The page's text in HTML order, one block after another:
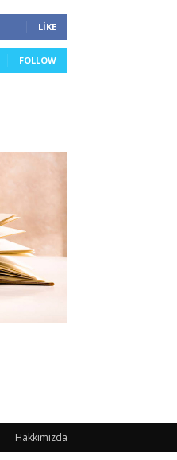
LIKE
FOLLOW
Hakkımızda